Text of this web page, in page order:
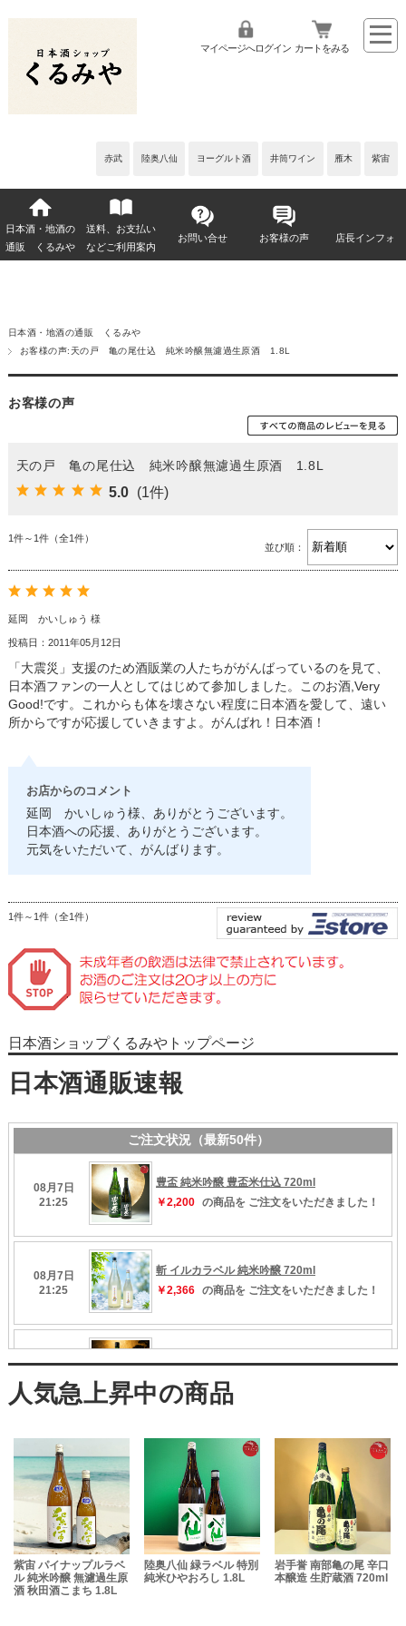
赤武 陸奥八仙 ヨーグルト酒 井筒ワイン 雁木 紫宙
マイページへログイン カートをみる
日本酒・地酒の
通販 くるみや
送料、お支払い
などご利用案内
お問い合せ お客様の声 店長インフォ
日本酒・地酒の通販 くるみや
お客様の声:天の戸 亀の尾仕込 純米吟醸無濾過生原酒 1.8L
お客様の声
天の戸 亀の尾仕込 純米吟醸無濾過生原酒 1.8L
5.0 (1件)
1件～1件（全1件）
並び順：
延岡 かいしゅう 様
投稿日：2011年05月12日
「大震災」支援のため酒販業の人たちががんばっているのを見て、
日本酒ファンの一人としてはじめて参加しました。このお酒,Very
Good!です。これからも体を壊さない程度に日本酒を愛して、遠い
所からですが応援していきますよ。がんばれ！日本酒！
お店からのコメント
延岡 かいしゅう様、ありがとうございます。
日本酒への応援、ありがとうございます。
元気をいただいて、がんばります。
1件～1件（全1件）
日本酒ショップくるみやトップページ
紫宙 パイナップルラベ
ル 純米吟醸 無濾過生原
酒 秋田酒こまち 1.8L
陸奥八仙 緑ラベル 特別
純米ひやおろし 1.8L
岩手誉 南部亀の尾 辛口
本醸造 生貯蔵酒 720ml